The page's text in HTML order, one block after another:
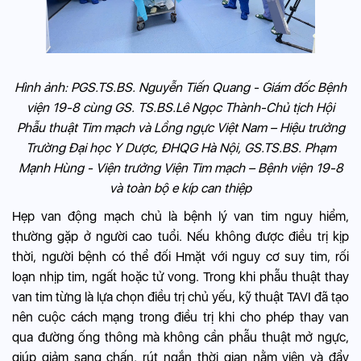
Hình ảnh: PGS.TS.BS. Nguyễn Tiến Quang - Giám đốc Bệnh
viện 19-8 cùng GS. TS.BS.Lê Ngọc Thành-Chủ tịch Hội
Phẫu thuật Tim mạch và Lồng ngực Việt Nam – Hiệu trưởng
Trường Đại học Y Dược, ĐHQG Hà Nội, GS.TS.BS. Phạm
Mạnh Hùng - Viện trưởng Viện Tim mạch – Bệnh viện 19-8
và toàn bộ e kíp can thiệp
Hẹp van động mạch chủ là bệnh lý van tim nguy hiểm,
thường gặp ở người cao tuổi. Nếu không được điều trị kịp
thời, người bệnh có thể đối Hmặt với nguy cơ suy tim, rối
loạn nhịp tim, ngất hoặc tử vong. Trong khi phẫu thuật thay
van tim từng là lựa chọn điều trị chủ yếu, kỹ thuật TAVI đã tạo
nên cuộc cách mạng trong điều trị khi cho phép thay van
qua đường ống thông mà không cần phẫu thuật mở ngực,
giúp giảm sang chấn, rút ngắn thời gian nằm viện và đẩy